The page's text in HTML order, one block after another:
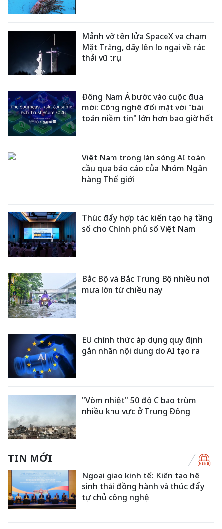
Mảnh vỡ tên lửa SpaceX va chạm
Mặt Trăng, dấy lên lo ngại về rác
thải vũ trụ
Đông Nam Á bước vào cuộc đua
mới: Công nghệ đối mặt với "bài
toán niềm tin" lớn hơn bao giờ hết
Việt Nam trong làn sóng AI toàn
cầu qua báo cáo của Nhóm Ngân
hàng Thế giới
Thúc đẩy hợp tác kiến tạo hạ tầng
số cho Chính phủ số Việt Nam
Bắc Bộ và Bắc Trung Bộ nhiều nơi
mưa lớn từ chiều nay
EU chính thức áp dụng quy định
gắn nhãn nội dung do AI tạo ra
"Vòm nhiệt" 50 độ C bao trùm
nhiều khu vực ở Trung Đông
TIN MỚI
Ngoại giao kinh tế: Kiến tạo hệ
sinh thái đồng hành và thúc đẩy
tự chủ công nghệ